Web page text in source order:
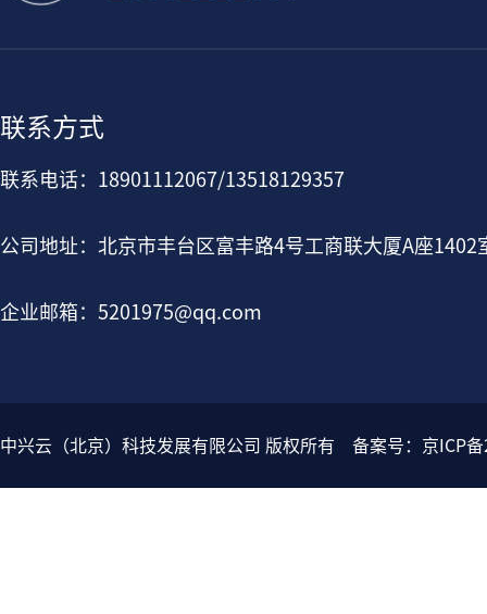
联系方式
联系电话：18901112067/13518129357
公司地址：北京市丰台区富丰路4号工商联大厦A座1402
企业邮箱：5201975@qq.com
中兴云（北京）科技发展有限公司 版权所有 备案号： 京ICP